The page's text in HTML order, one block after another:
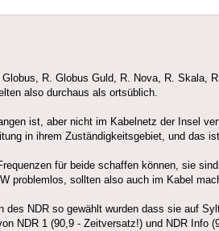
R. Globus Guld, R. Nova, R. Skala,
also durchaus als ortsüblich.
ist, aber nicht im Kabelnetz der Insel
in ihrem Zuständigkeitsgebiet, und das
für beide schaffen können, sie
problemlos, sollten also auch im Kabel
NDR so gewählt wurden dass sie auf
NDR 1 (90,9 - Zeitversatz!) und NDR Info